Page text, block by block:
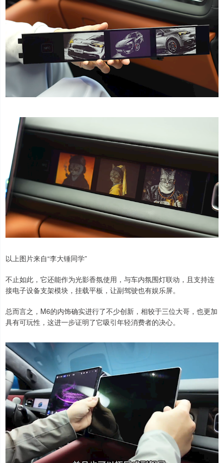
以上图片来自“李大锤同学”
不止如此，它还能作为光影香氛使用，与车内氛围灯联动，且支持连
接电子设备支架模块，挂载平板，让副驾驶也有娱乐屏。
总而言之，M6的内饰确实进行了不少创新，相较于三位大哥，也更加
具有可玩性，这进一步证明了它吸引年轻消费者的决心。